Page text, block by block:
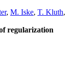
, M. Iske, T. Kluth,
regularization